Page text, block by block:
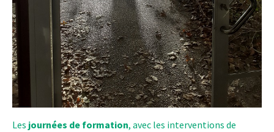
Les journées de formation, avec les interventions de